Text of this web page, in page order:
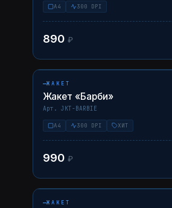
A4 300 DPI
890 ₽
НАВЕДИТЕ — ФОТО ↗
ЖАКЕТ
Жакет «Барби»
Арт. JKT-BARBIE
A4 300 DPI ХИТ
990 ₽
НАВЕДИТЕ — ФОТО ↗
ЖАКЕТ